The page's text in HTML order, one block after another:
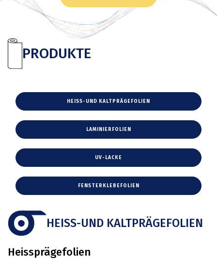
PRODUKTE
HEISS-UND KALTPRÄGEFOLIEN
LAMINIERFOLIEN
UV-LACKE
FENSTERKLEBEFOLIEN
HEISS-UND KALTPRÄGEFOLIEN
Heissprägefolien